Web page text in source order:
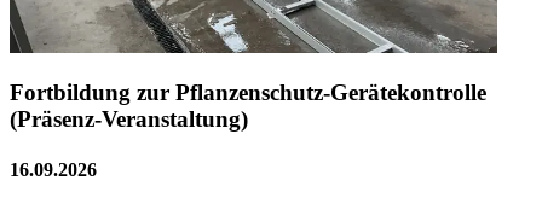
Fortbildung zur Pflanzenschutz-Gerätekontrolle
(Präsenz-Veranstaltung)
16.09.2026